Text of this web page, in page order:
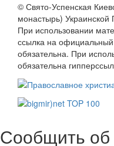
© Свято-Успенская
монастырь)
При использовании
ссылка на
обязательна. При
обязательна
Сообщить об